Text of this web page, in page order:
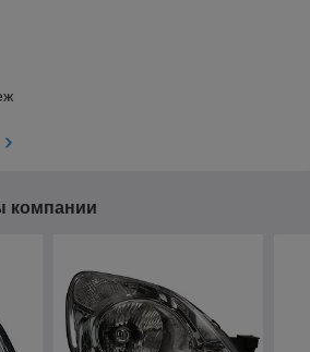
компании